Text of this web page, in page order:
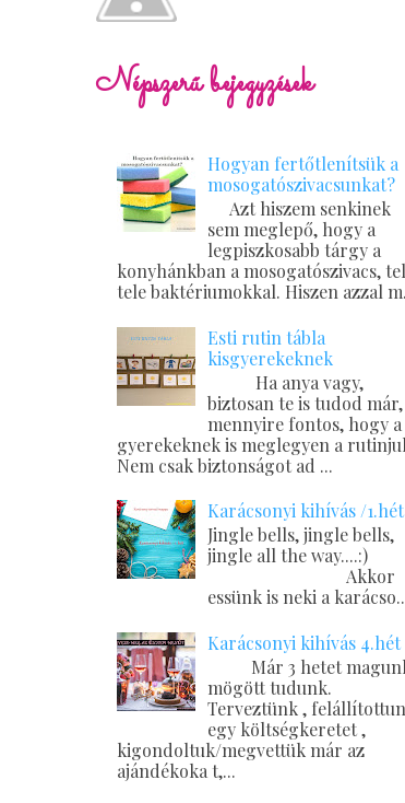
Népszerű bejegyzések
Hogyan fertőtlenítsük a
mosogatószivacsunkat?
Azt hiszem senkinek
sem meglepő, hogy a
legpiszkosabb tárgy a
konyhánkban a mosogatószivacs,
tele baktériumokkal. Hiszen azzal
Esti rutin tábla
kisgyerekeknek
Ha anya vagy,
biztosan te is tudod már,
mennyire fontos, hogy a
gyerekeknek is meglegyen a
Nem csak biztonságot ad ...
Karácsonyi kihívás /1.hét
Jingle bells, jingle bells,
jingle all the
Akkor
essünk is neki a
Karácsonyi kihívás 4.hét
Már 3 hetet
mögött tudunk.
Terveztünk ,
egy költségkeretet ,
kigondoltuk/megvettük már az
ajándékoka t,...